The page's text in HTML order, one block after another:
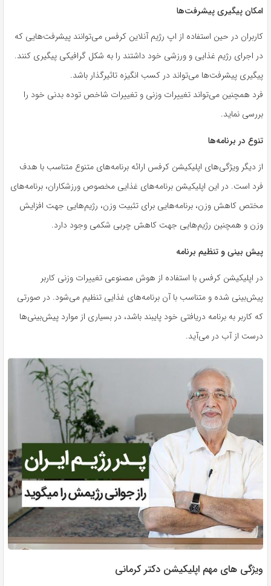
امکان پیگیری پیشرفت‌ها
کاربران در حین استفاده از اپ رژیم آنلاین کرفس می‌توانند پیشرفت‌هایی که
در اجرای رژیم غذایی و ورزشی خود داشتند را به شکل گرافیکی پیگیری کنند.
پیگیری پیشرفت‌ها می‌تواند در کسب انگیزه تاثیرگذار باشد.
فرد همچنین می‌تواند تغییرات وزنی و تغییرات شاخص توده بدنی خود را
بررسی نماید.
تنوع در برنامه‌ها
از دیگر ویژگی‌های اپلیکیشن کرفس ارائه برنامه‌های متنوع متناسب با هدف
فرد است. در این اپلیکیشن برنامه‌های غذایی مخصوص ورزشکاران، برنامه‌های
مختص کاهش وزن، برنامه‌هایی برای تثبیت وزن، رژیم‌هایی جهت افزایش
وزن و همچنین رژیم‌هایی جهت کاهش چربی شکمی وجود دارد.
پیش بینی و تنظیم برنامه
در اپلیکیشن کرفس با استفاده از هوش مصنوعی تغییرات وزنی کاربر
پیش‌بینی شده و متناسب با آن برنامه‌های غذایی تنظیم می‌شود. در صورتی
که کاربر به برنامه دریافتی خود پایبند باشد، در بسیاری از موارد پیش‌بینی‌ها
درست از آب در می‌آید.
ویژگی ‌های مهم اپلیکیشن دکتر کرمانی